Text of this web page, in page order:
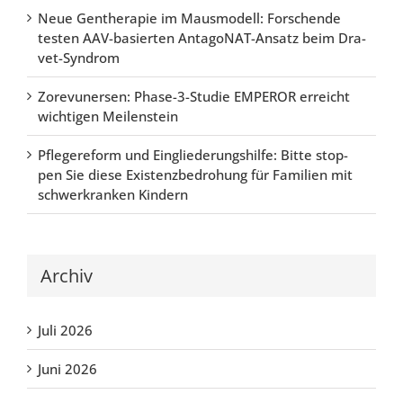
Neue Gen­the­ra­pie im Maus­mo­dell: For­schen­de
tes­ten AAV-basier­ten Ant­agoN­AT-Ansatz beim Dra­
vet-Syn­drom
Zore­vu­n­er­sen: Pha­se-3-Stu­die EMPER­OR erreicht
wich­ti­gen Mei­len­stein
Pfle­ge­re­form und Ein­glie­de­rungs­hil­fe: Bit­te stop­
pen Sie die­se Exis­tenz­be­dro­hung für Fami­li­en mit
schwer­kran­ken Kin­dern
Archiv
Juli 2026
Juni 2026